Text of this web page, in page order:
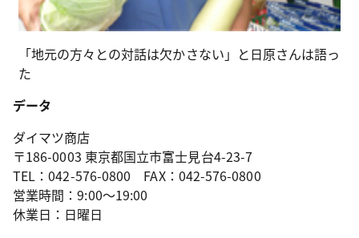
「地元の方々との対話は欠かさない」と日原さんは語っ
た
データ
ダイマツ商店
〒186-0003 東京都国立市富士見台4-23-7
TEL：042-576-0800 FAX：042-576-0800
営業時間：9:00～19:00
休業日：日曜日